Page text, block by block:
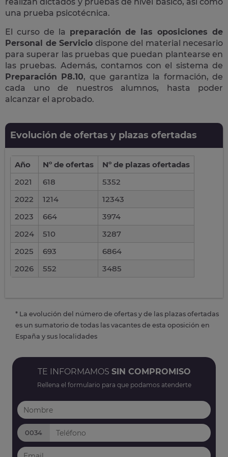
una prueba psicotécnica.
El curso de la preparación de las oposiciones de
Personal de Servicio dispone del material necesario
para superar las pruebas que puedan plantearse en
las pruebas. Además, contamos con el sistema de
Preparación P8.10, que garantiza la formación, de
cada uno de nuestros alumnos, hasta poder
alcanzar el aprobado.
Evolución de ofertas y plazas ofertadas
Año Nº de ofertas
Nº de plazas ofertadas
2021
618
5352
2022
1214
12343
2023
664
3974
2024
510
3287
2025
693
6864
2026
552 3485
* La evolución del número de ofertas y de las plazas ofertadas
es un sumatorio de todas las vacantes de esta oposición en
España y sus localidades
TE INFORMAMOS SIN COMPROMISO
Rellena el formulario para que podamos atenderte
0034